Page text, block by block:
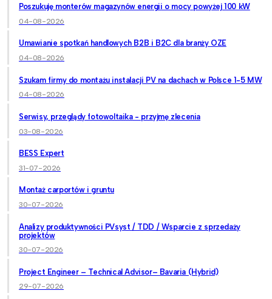
Poszukuję monterów magazynów energii o mocy powyżej 100 kW
04-08-2026
Umawianie spotkań handlowych B2B i B2C dla branży OZE
04-08-2026
Szukam firmy do montażu instalacji PV na dachach w Polsce 1-5 MW
04-08-2026
Serwisy, przeglądy fotowoltaika - przyjmę zlecenia
03-08-2026
BESS Expert
31-07-2026
Montaż carportów i gruntu
30-07-2026
Analizy produktywności PVsyst / TDD / Wsparcie z sprzedaży
projektów
30-07-2026
Project Engineer – Technical Advisor– Bavaria (Hybrid)
29-07-2026